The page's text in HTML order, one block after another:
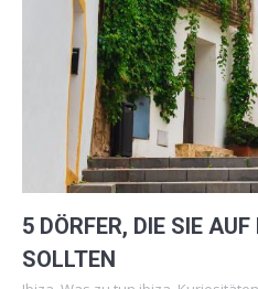
5 DÖRFER, DIE SIE
SOLLTEN